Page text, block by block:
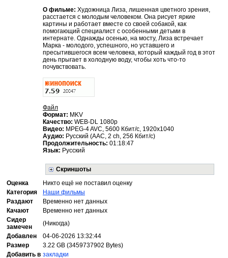
О фильме: Художница Лиза, лишенная цветного зрения,
расстается с молодым человеком. Она рисует яркие
картины и работает вместе со своей собакой, как
помогающий специалист с особенными детьми в
интернате. Однажды осенью, на мосту, Лиза встречает
Марка - молодого, успешного, но уставшего и
пресытившегося всем человека, который каждый год в этот
день прыгает в холодную воду, чтобы хоть что-то
почувствовать.
Файл
Формат: MKV
Качество: WEB-DL 1080p
Видео: MPEG-4 AVC, 5600 Кбит/с, 1920x1040
Аудио: Русский (AAC, 2 ch, 256 Кбит/с)
Продолжительность: 01:18:47
Язык: Русский
Скриншоты
Оценка
Никто ещё не поставил оценку
Категория
Наши фильмы
Раздают
Временно нет данных
Качают
Временно нет данных
Сидер
замечен
(Никогда)
Добавлен
04-06-2026 13:32:44
Размер
3.22 GB (3459737902 Bytes)
Добавить в закладки